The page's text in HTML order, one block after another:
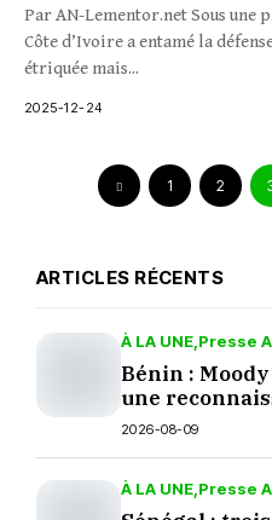
Par AN-Lementor.net Sous une
Côte d’Ivoire a entamé la
étriquée mais...
2025-12-24
1 2
ARTICLES RÉCENTS
À LA UNE Presse
Bénin :
une
2026-08-09
À LA UNE Presse